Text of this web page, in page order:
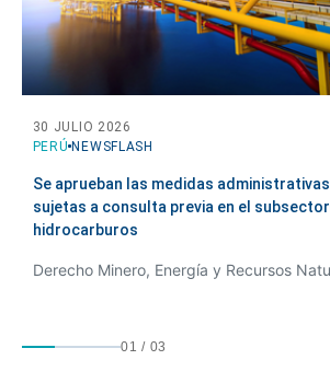
PERÚ NEWSFLASH
30 JULIO 2026
Se aprueban las medidas administrativas
sujetas a consulta previa en el subsector
hidrocarburos
01 / 03